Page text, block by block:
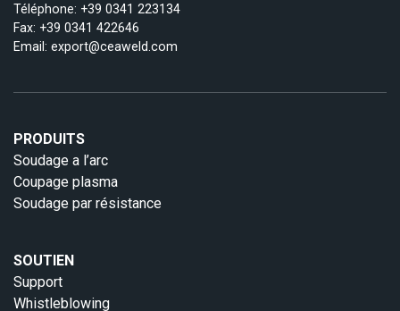
Téléphone: +39 0341 223134
Fax: +39 0341 422646
Email: export@ceaweld.com
PRODUITS
Soudage a l’arc
Coupage plasma
Soudage par résistance
SOUTIEN
Support
Whistleblowing